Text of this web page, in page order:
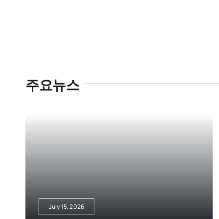
주요뉴스
July 15, 2026